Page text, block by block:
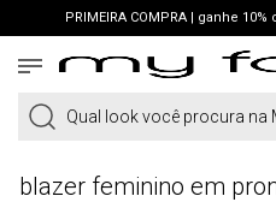
PRIMEIRA COMPRA | ganhe 10%
PIX | 5% off no pix à
Qual look você procura na My?
blazer feminino em